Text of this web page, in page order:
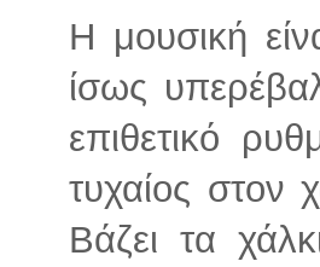
Η μουσική
ίσως
επιθετικό
τυχαίος στον
Βάζει τα